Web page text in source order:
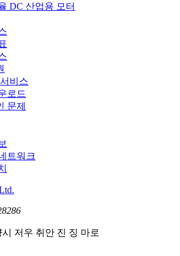
DC 산업용 모터
비스
로드
문제
트워크
저우 취안 진 징 마로